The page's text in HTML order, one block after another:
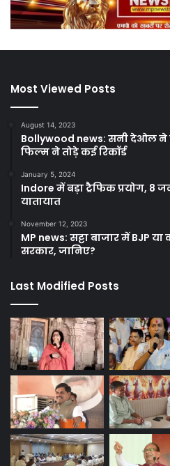
Most Viewed Posts
August 14, 2023
Bollywood news: सनी देओल ने
फिल्म ने तोड़े कई रिकॉर्ड
January 5, 2024
Indore में बड़ा ट्रैफिक प्रयोग, 8
यातायात
November 12, 2023
MP news: सट्टा बाजार में BJP
सरकार, जानिए?
Last Modified Posts